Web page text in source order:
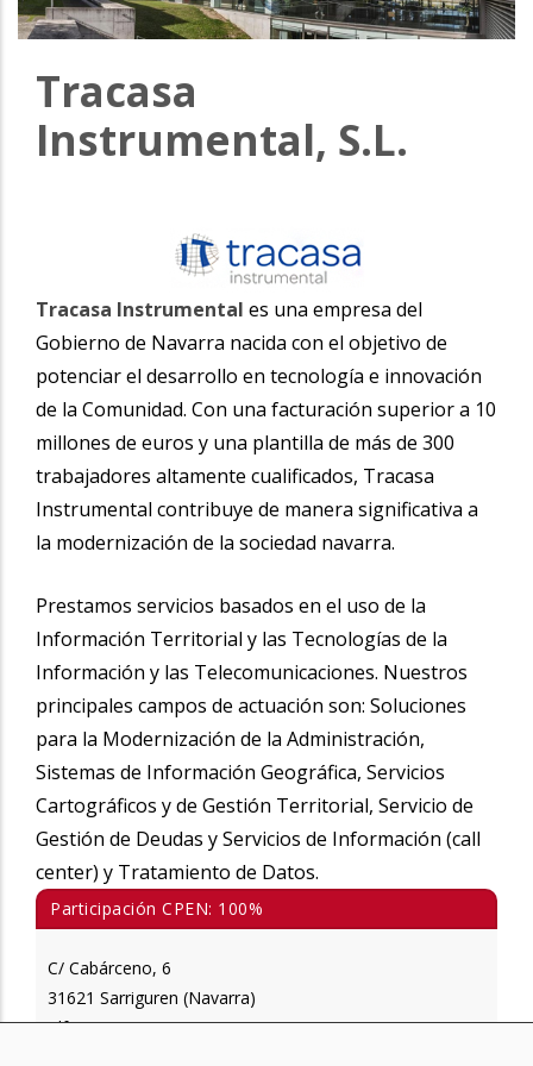
la
navegación
Tracasa
Instrumental, S.L.
Tracasa Instrumental es una empresa del
Gobierno de Navarra nacida con el objetivo de
potenciar el desarrollo en tecnología e innovación
de la Comunidad. Con una facturación superior a 10
millones de euros y una plantilla de más de 300
trabajadores altamente cualificados, Tracasa
Instrumental contribuye de manera significativa a
la modernización de la sociedad navarra.
Prestamos servicios basados en el uso de la
Información Territorial y las Tecnologías de la
Información y las Telecomunicaciones. Nuestros
principales campos de actuación son: Soluciones
para la Modernización de la Administración,
Sistemas de Información Geográfica, Servicios
Cartográficos y de Gestión Territorial, Servicio de
Gestión de Deudas y Servicios de Información (call
center) y Tratamiento de Datos.
Participación CPEN: 100%
C/ Cabárceno, 6
31621 Sarriguren (Navarra)
Tlf.: 948 194 888·Fax: 948 194 892